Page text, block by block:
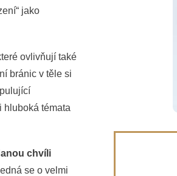
jako
ovlivňují také
bránic v těle si
hluboká témata
chvíli
se o velmi